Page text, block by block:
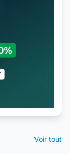
Voir tout